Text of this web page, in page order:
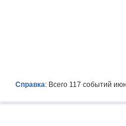
Справка: Всего 117 событий